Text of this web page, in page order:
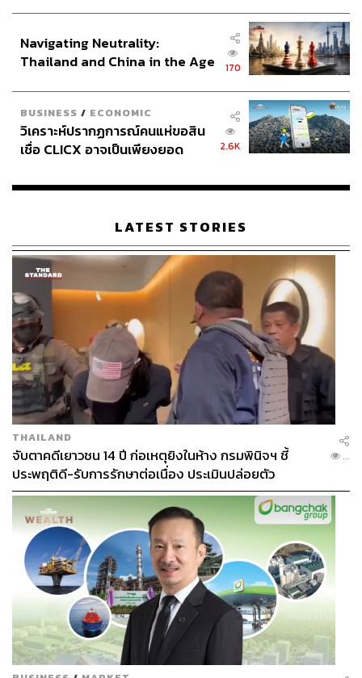
Navigating Neutrality:
Thailand and China in the Age
170
BUSINESS / ECONOMIC
วิเคราะห์ปรากฏการณ์คนแห่ขอสิน
เชื่อ CLICX อาจเป็นเพียงยอด
เรือนไทยที่ถูกซุกไว้
2.6K
LATEST STORIES
THAILAND
จับตาคดีเยาวชน 14 ปี ก่อเหตุยิงในห้าง กรมพินิจฯ ชี้
ประพฤติดี-รับการรักษาต่อเนื่อง ประเมินปล่อยตัว
...